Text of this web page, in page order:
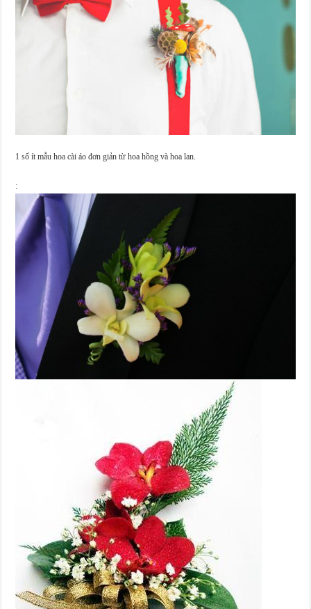
1 số ít mẫu hoa cài áo đơn giản từ hoa hồng và hoa lan.
: